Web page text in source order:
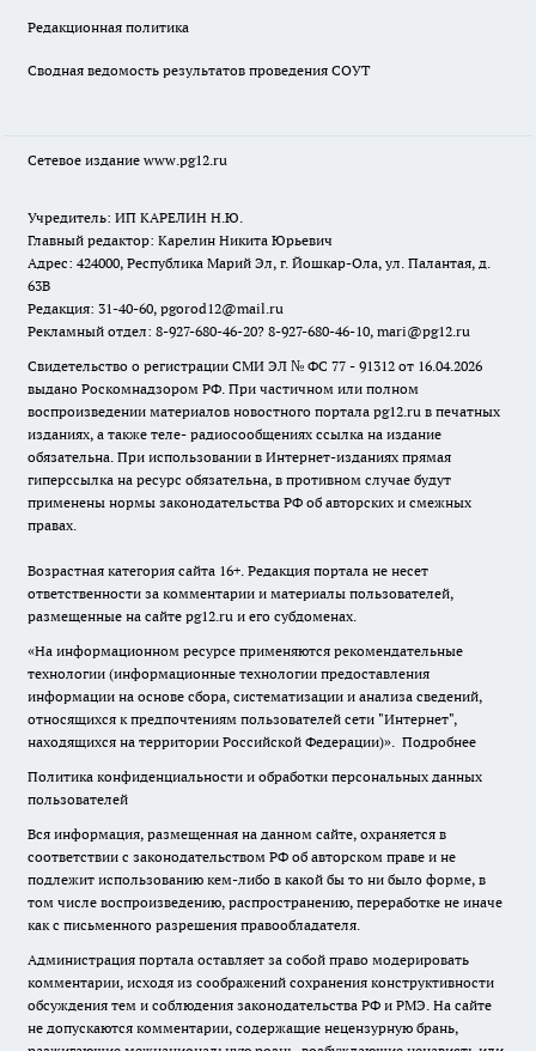
Редакционная политика
Сводная ведомость результатов проведения СОУТ
Сетевое издание www.pg12.ru
Учредитель: ИП КАРЕЛИН Н.Ю.
Главный редактор: Карелин Никита Юрьевич
Адрес: 424000, Республика Марий Эл, г. Йошкар-Ола, ул. Палантая, д.
63В
Редакция: 31-40-60, pgorod12@mail.ru
Рекламный отдел: 8-927-680-46-20? 8-927-680-46-10, mari@pg12.ru
Свидетельство о регистрации СМИ ЭЛ № ФС 77 - 91312 от 16.04.2026
выдано Роскомнадзором РФ. При частичном или полном
воспроизведении материалов новостного портала pg12.ru в печатных
изданиях, а также теле- радиосообщениях ссылка на издание
обязательна. При использовании в Интернет-изданиях прямая
гиперссылка на ресурс обязательна, в противном случае будут
применены нормы законодательства РФ об авторских и смежных
правах.
Возрастная категория сайта 16+. Редакция портала не несет
ответственности за комментарии и материалы пользователей,
размещенные на сайте pg12.ru и его субдоменах.
«На информационном ресурсе применяются рекомендательные
технологии (информационные технологии предоставления
информации на основе сбора, систематизации и анализа сведений,
относящихся к предпочтениям пользователей сети "Интернет",
находящихся на территории Российской Федерации)». Подробнее
Политика конфиденциальности и обработки персональных данных
пользователей
Вся информация, размещенная на данном сайте, охраняется в
соответствии с законодательством РФ об авторском праве и не
подлежит использованию кем-либо в какой бы то ни было форме, в
том числе воспроизведению, распространению, переработке не иначе
как с письменного разрешения правообладателя.
Администрация портала оставляет за собой право модерировать
комментарии, исходя из соображений сохранения конструктивности
обсуждения тем и соблюдения законодательства РФ и РМЭ. На сайте
не допускаются комментарии, содержащие нецензурную брань,